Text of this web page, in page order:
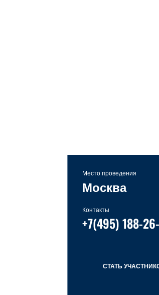
Место проведения
Москва
Контакты
+7(495) 188-
СТАТЬ